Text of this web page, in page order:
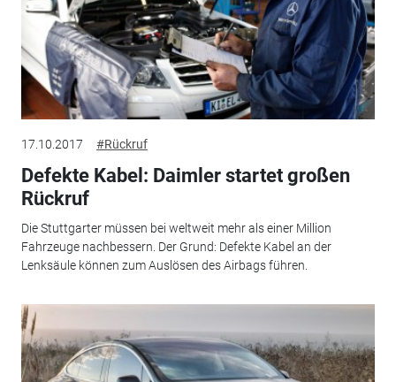
17.10.2017 #Rückruf
Defekte Kabel: Daimler startet großen
Rückruf
Die Stuttgarter müssen bei weltweit mehr als einer Million
Fahrzeuge nachbessern. Der Grund: Defekte Kabel an der
Lenksäule können zum Auslösen des Airbags führen.